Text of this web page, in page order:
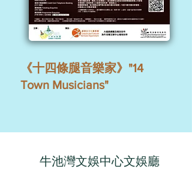
《十四條腿音樂家》"14
Town Musicians"
牛池灣文娛中心文娛廳